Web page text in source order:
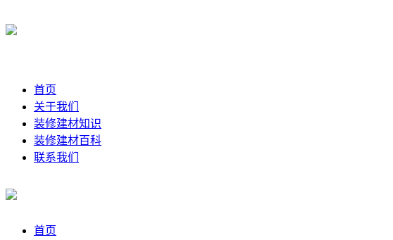
首页
关于我们
装修建材知识
装修建材百科
联系我们
首页